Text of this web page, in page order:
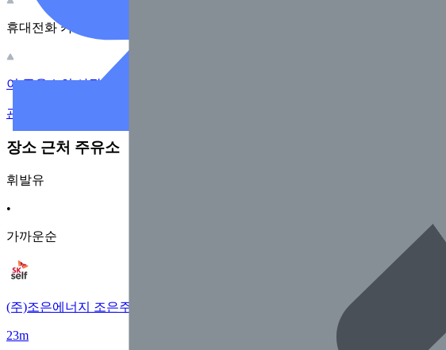
휴대전화 카메라로 찍어보세요
이 주유소의 사장님이신가요?
관리하기
장소 근처 주유소
휘발유
•
가까운순
(주)조은에너지 조은주유소
23m